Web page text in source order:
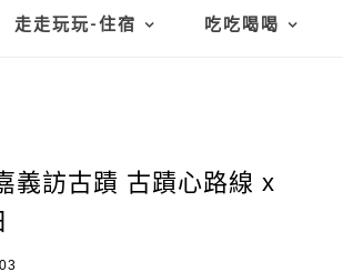
走走玩玩-住宿 吃吃喝喝
義訪古蹟 古蹟心路線 x